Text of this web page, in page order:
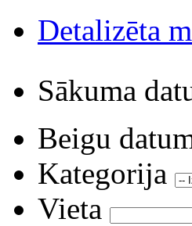
Detalizēta
Sākuma
Beigu
Kategorija
Vieta